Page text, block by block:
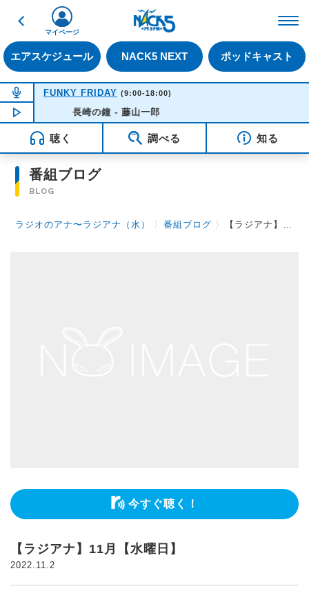
戻る
エアスケジュール NACK5 NEXT ポッドキャスト
マイページ
NOW ON AIR
FUNKY FRIDAY (9:00-18:00)
NOW PLAYING14:21
長崎の鐘 - 藤山一郎
聴く 調べる 知る
番組ブログ
BLOG
ラジオのアナ〜ラジアナ（水） 〉番組ブログ 〉 【ラジアナ】11月【水曜日】
今すぐ聴く！
【ラジアナ】11月【水曜日】
2022.11.2